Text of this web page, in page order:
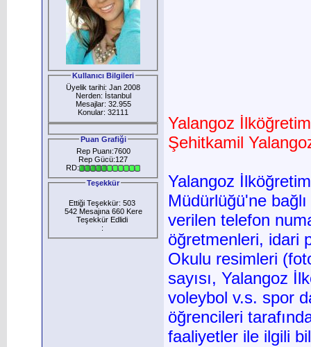
Kullanıcı Bilgileri
Üyelik tarihi: Jan 2008
Nerden: İstanbul
Mesajlar: 32.955
Konular: 32111
Puan Grafiği
Rep Puanı:7600
Rep Gücü:127
RD:
Teşekkür
Ettiği Teşekkür: 503
542 Mesajına 660 Kere
Teşekkür Edlidi
:
Yalangoz
Şehitkamil
Yalangoz
Müdürlüğü'ne
verilen telefon
öğretmenleri, idari
Okulu resimleri
sayısı, Yalangoz
voleybol v.s. spor
öğrencileri
faaliyetler ile ilgili